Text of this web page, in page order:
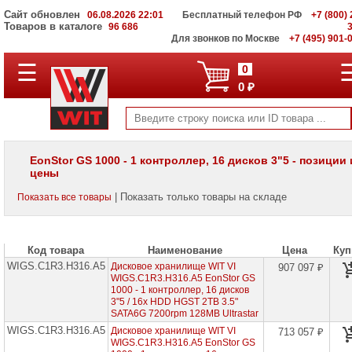
Сайт обновлен 06.08.2026 22:01
Товаров в каталоге 96 686
Бесплатный телефон РФ
+7 (800)
Для звонков по Москве
+7 (495) 901-
ПОЛНЫЙ
КАТАЛОГ
Корпоративные
серверы
WIT
Системы
данных
WIT
Infortrend
EonStor
EonStor
☰ 0
0 ₽
EonStor GS 1000 - 1 контроллер, 16 дисков 3"5 - позиции
цены
Показать все товары | Показать только товары на складе
Код товара Наименование Цена
WIGS.C1R3.H316.A5 Дисковое хранилище WIT VI
WIGS.C1R3.H316.A5 EonStor GS
1000 - 1 контроллер, 16 дисков
3"5 / 16x HDD HGST 2TB 3.5"
SATA6G 7200rpm 128MB Ultrastar
907 097 ₽
WIGS.C1R3.H316.A5 Дисковое хранилище WIT VI
WIGS.C1R3.H316.A5 EonStor GS
713 057 ₽